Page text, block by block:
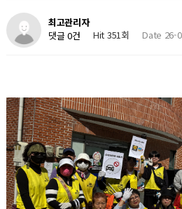
최고관리자
댓글 0건
Hit 351회 Date 26-